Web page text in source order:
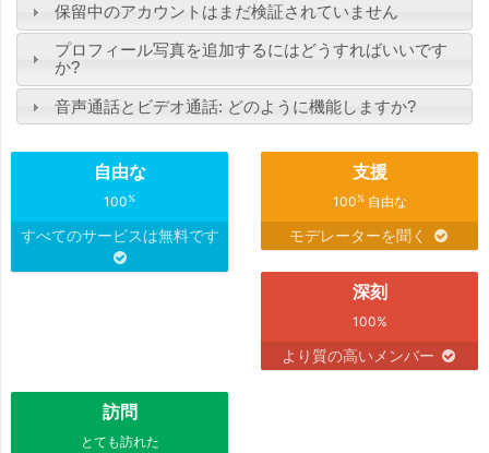
保留中のアカウントはまだ検証されていません
プロフィール写真を追加するにはどうすればいいです
か?
音声通話とビデオ通話: どのように機能しますか?
自由な
100%
すべてのサービスは無料です
支援
100%自由な
モデレーターを聞く
深刻
100%
より質の高いメンバー
訪問
とても訪れた